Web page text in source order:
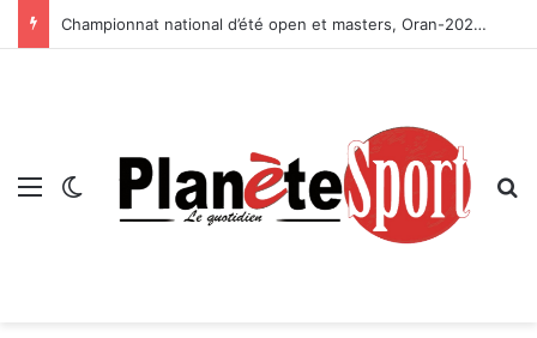
Championnat national d’été open et masters, Oran-2026 — Le CRB s’adjuge le titre
Menu Switch skin